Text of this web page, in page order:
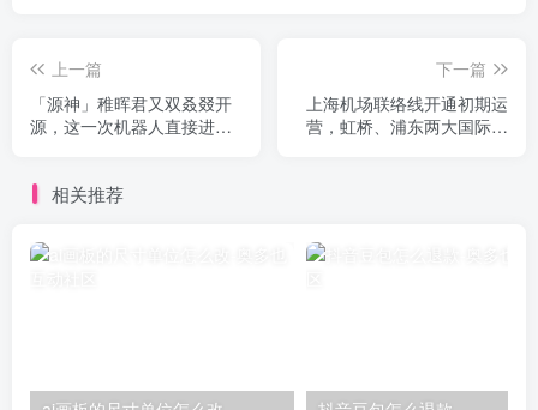
上一篇
「源神」稚晖君又双叒叕开
源，这一次机器人直接进入
下一篇
上海机场联络线开通初期运
营，虹桥、浦东两大国际机
相关推荐